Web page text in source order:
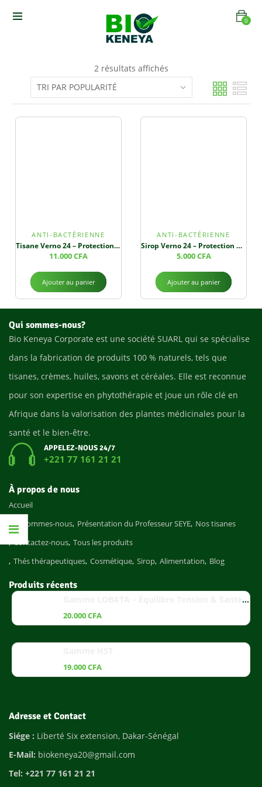
0
2 résultats affichés
ANTI-BACTÉRIENNE
Tisane Verno 24 – Protection Cellulaire et Santé Cardiovasculaire
11.000CFA
Ajouter au panier
ANTI-BACTÉRIENNE
Sirop Verno 24 – Protection Cellulaire et Santé Cardiovasculaire
5.000CFA
Ajouter au panier
Qui sommes-nous?
Bio Keneya Corporate est une société SUARL qui se spécialise
dans la fabrication de produits 100 % naturels, tels que
tisanes, crèmes, huiles, savons et céréales. Elle est reconnue
pour son expertise en phytothérapie et joue un rôle clé en
Afrique dans la valorisation des plantes médicinales pour la
santé et le bien-être.
APPELEZ-NOUS 24/7
+221 77 161 21 21
À propos de nous
Accueil
Qui sommes-nous Présentation du Professeur SEYE Nos tisanes
Contactez-nous Tous les produits
Thés thérapeutiques Cosmétique Sirop Alimentation Blog
Produits récents
Gamme LOBATA – Équilibre Tension & Santé Cardiaque
20.000CFA
19.000CFA
Adresse et Contact
Siége : Liberté Six extension, Dakar-Sénégal
E-Mail: biokeneya20@gmail.com
Tel: +221 77 161 21 21